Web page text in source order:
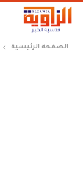
الصفحة الرئيسية